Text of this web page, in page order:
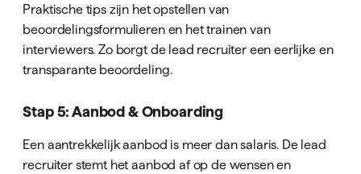
Praktische tips zijn het opstellen van
beoordelingsformulieren en het trainen van
interviewers. Zo borgt de lead recruiter een eerlijke en
transparante beoordeling.
Stap 5: Aanbod & Onboarding
Een aantrekkelijk aanbod is meer dan salaris. De lead
recruiter stemt het aanbod af op de wensen en